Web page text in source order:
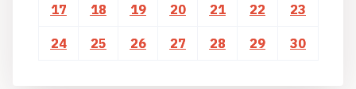
17 18 19 20 21 22 23
24 25 26 27 28 29 30